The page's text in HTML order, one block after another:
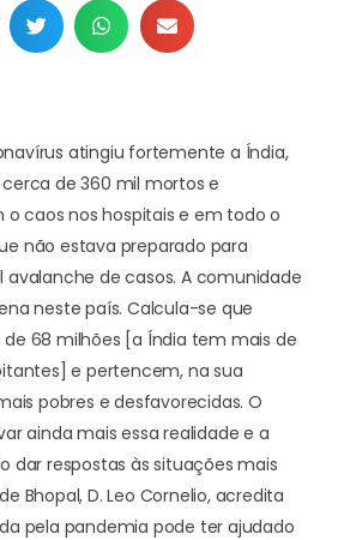
atingiu fortemente a Índia,
de 360 mil mortos e
caos nos hospitais e em todo o
não estava preparado para
de casos. A comunidade
neste país. Calcula-se que
68 milhões [a Índia tem mais de
e pertencem, na sua
pobres e desfavorecidas. O
ainda mais essa realidade e a
dar respostas às situações mais
Bhopal, D. Leo Cornelio, acredita
pela pandemia pode ter ajudado